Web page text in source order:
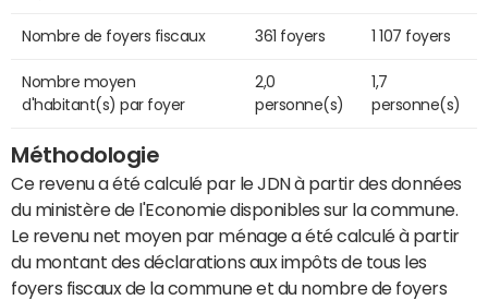
Nombre de foyers fiscaux 361 foyers 1 107 foyers
Nombre moyen
d'habitant(s) par foyer
2,0
personne(s)
1,7
personne(s)
Méthodologie
Ce revenu a été calculé par le JDN à partir des données
du ministère de l'Economie disponibles sur la commune.
Le revenu net moyen par ménage a été calculé à partir
du montant des déclarations aux impôts de tous les
foyers fiscaux de la commune et du nombre de foyers